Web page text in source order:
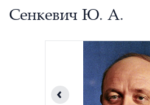
Сенкевич Ю. А.